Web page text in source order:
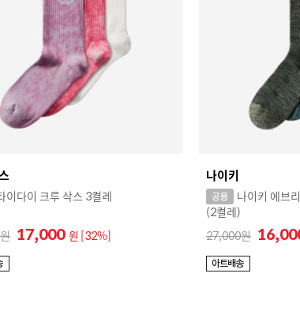
이다이 크루 삭스 3켤레
17,000 원 [32%]
나이키
나이키 에브
(2켤레)
27,000